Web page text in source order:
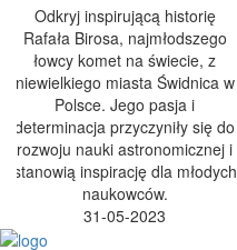
Odkryj inspirującą historię
Rafała Birosa, najmłodszego
łowcy komet na świecie, z
niewielkiego miasta Świdnica w
Polsce. Jego pasja i
determinacja przyczyniły się do
rozwoju nauki astronomicznej i
stanowią inspirację dla młodych
naukowców.
31-05-2023